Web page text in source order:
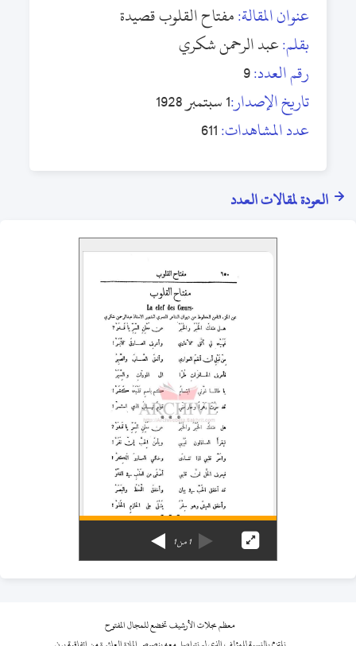
عنوان المقالة:مفتاح القلوب قصيدة
بقلم:عبد الرحمن شكري
رقم العدد:9
تاريخ الإصدار:1 سبتمبر 1928
عدد المشاهدات:611
العودة لمقالات العدد
1من1
معظم مجلات الأرشيف تخضع للمجال المفتوح